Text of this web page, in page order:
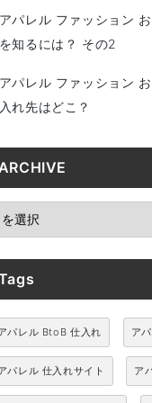
パレル ファッション
知るには？ その2
パレル ファッション
れ先はどこ？
パレル BtoB 仕入れ ア
パレル 仕入れサイト ア